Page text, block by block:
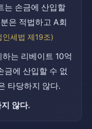
는 손금에 산입할
은 적법하고 A회
인세법 제19조)
는 리베이트 10억
금에 산입할 수 없
타당하지 않다.
않다.